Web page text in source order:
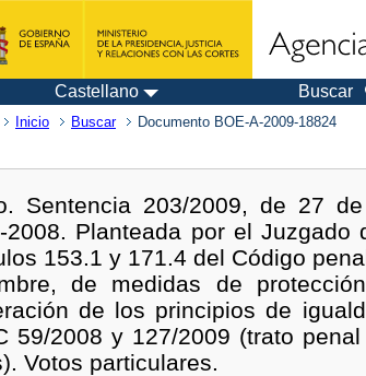
Castellano Buscar
Inicio Buscar Documento BOE-A-2009-18824
Sentencia 203/2009, de 27
2008. Planteada por el
153.1 y 171.4 del Código
de medidas de
de los principios de
59/2008 y 127/2009 (trato
Votos particulares.